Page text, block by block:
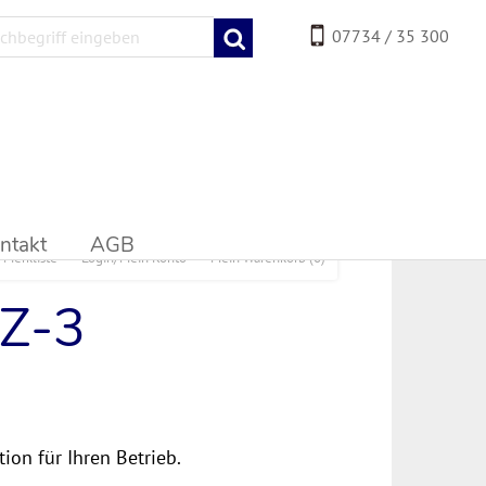
07734 / 35 300
AGB Mein Warenkorb(0)
Login/Mein Konto
Merkliste
3
für Ihren Betrieb.